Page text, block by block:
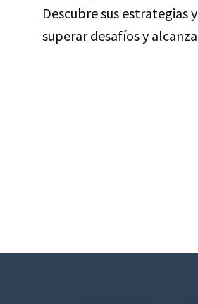
Descubre sus estrategias
superar desafíos y